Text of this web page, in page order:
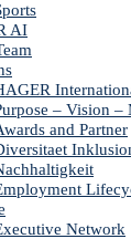
AI
– Vision –
and Partner
Network